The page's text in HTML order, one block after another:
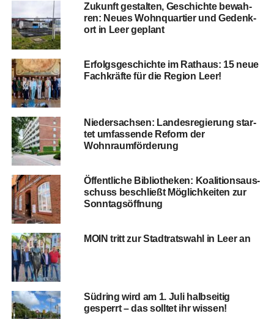
Zukunft gestal­ten, Geschich­te bewah­
ren: Neu­es Wohn­quar­tier und Gedenk­
ort in Leer geplant
Erfolgs­ge­schich­te im Rat­haus: 15 neue
Fach­kräf­te für die Regi­on Leer!
Nie­der­sach­sen: Lan­des­re­gie­rung star­
tet umfas­sen­de Reform der
Wohnraumförderung
Öffent­li­che Biblio­the­ken: Koali­ti­ons­aus­
schuss beschließt Mög­lich­kei­ten zur
Sonntagsöffnung
MOIN tritt zur Stadt­rats­wahl in Leer an
Süd­ring wird am 1. Juli halb­sei­tig
gesperrt – das soll­tet ihr wissen!